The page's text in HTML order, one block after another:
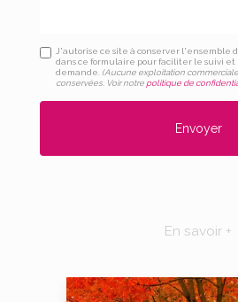
J'autorise ce site à conserver l'ensemble
dans ce formulaire pour faciliter le suivi
demande. (Aucune exploitation
conservées. Voir notre politique de
En savoir +